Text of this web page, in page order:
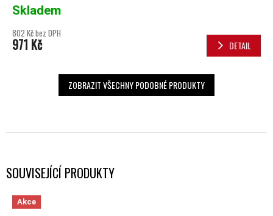
SOUVISEJÍCÍ PRODUKTY
Akce
Skladem
802 Kč bez DPH
971 Kč DETAIL
ZOBRAZIT VŠECHNY PODOBNÉ PRODUKTY